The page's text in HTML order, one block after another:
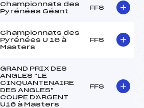
Championnats des
Pyrénées Géant
FFS
Championnats des
Pyrénées U 16 à
Masters
FFS
GRAND PRIX DES
ANGLES "LE
CINQUANTENAIRE
DES ANGLES"
COUPE D'ARGENT
U16 à Masters
FFS